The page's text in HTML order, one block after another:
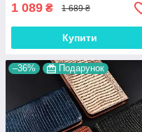
1 089 ₴ 1 689 ₴
Купити
–36% Подарунок